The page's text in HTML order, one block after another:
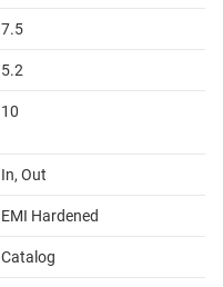
7.5
5.2
10
In, Out
EMI Hardened
Catalog